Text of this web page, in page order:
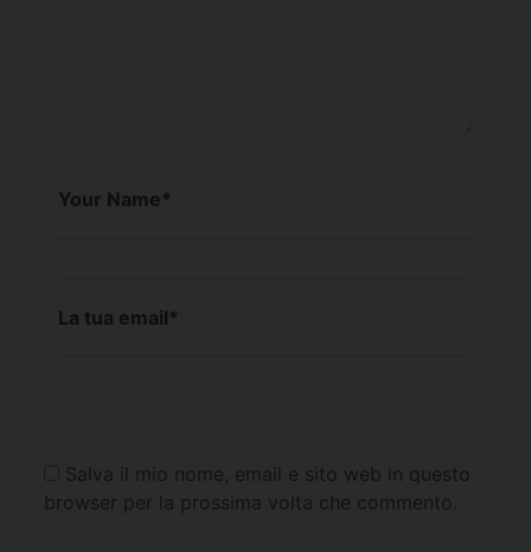
Your Name*
La tua email*
Salva il mio nome, email e sito web in questo
browser per la prossima volta che commento.